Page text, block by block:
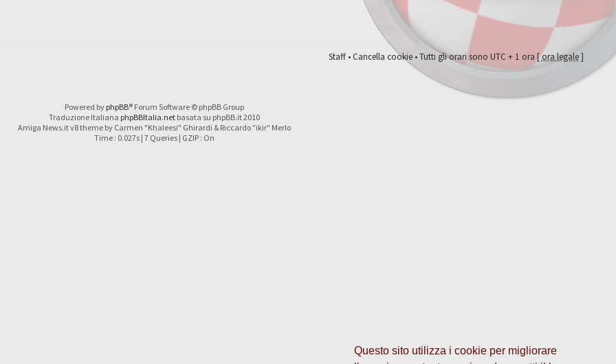
Questo sito utilizza i cookie per migliorare
Staff•Cancella cookie• Tutti gli orari sono UTC + 1 ora [ora legale]
Powered by phpBB® Forum Software © phpBB Group
Traduzione Italiana phpBBItalia.netbasata su phpBB.it 2010
Amiga News.it v8 theme by Carmen "Khaleesi" Ghirardi & Riccardo "ikir" Merlo
Time : 0.027s | 7 Queries | GZIP : On